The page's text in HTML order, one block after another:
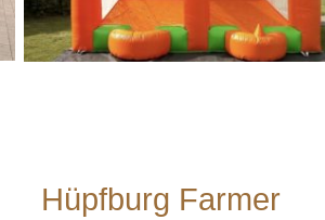
Hüpfburg Farmer